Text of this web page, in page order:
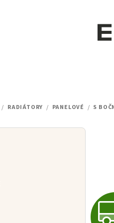
/ RADIÁTORY / PANELOVÉ / S